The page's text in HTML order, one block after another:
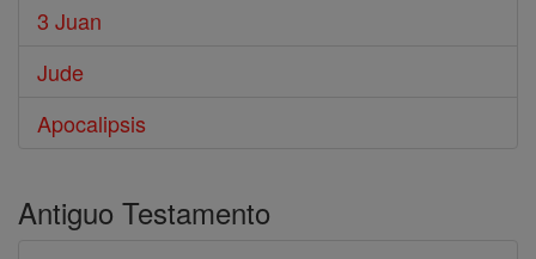
3 Juan
Jude
Apocalipsis
Antiguo Testamento